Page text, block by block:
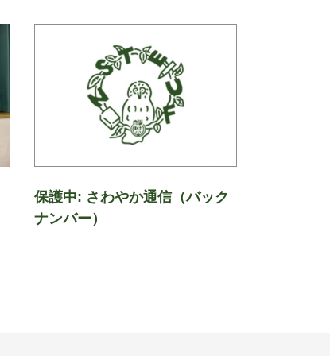
保護中: さわやか通信（バック
ナンバー）